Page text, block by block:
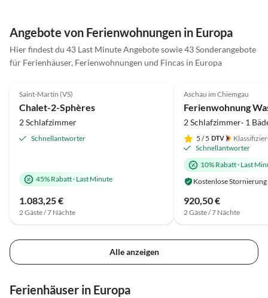
Mitgebrachte an Lebensmitteln. Das
Wohnzimmer ist gemütlich
eingerichtet im Laura-Ashley-
Cottage-Stil; wir haben wunderbar
Angebote von Ferienwohnungen in Europa
Hier findest du 43 Last Minute Angebote sowie 43 Sonderangebote
für Ferienhäuser, Ferienwohnungen und Fincas in Europa
Saint-Martin (VS)
Chalet-2-Sphères
2 Schlafzimmer
Schnellantworter
45% Rabatt· Last Minute
1.083,25 €
2 Gäste / 7 Nächte
Bergblick
Aschau im Chiemgau
2 Schlafzimmer· 1
5 / 5
Schnellantworter
10% Rabatt· Last
Kostenlose Stornierung
920,50 €
2 Gäste / 7 Nächte
Alle anzeigen
Ferienhäuser in Europa